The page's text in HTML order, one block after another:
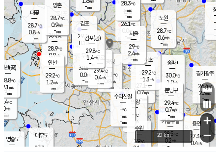
의도
℃
m/s
mm
영흥도
과천
27.1℃
0.7m/s
- mm
용인
27.3℃
0.4m/s
경기광주
26.4℃
2.3m/s
-mm
대부도
27.8
경서동
28.9℃
0.9m/s
-mm
-mm
대곶
28.7℃
0.8m/s
-mm
창
-
-m/
-
의왕
- ℃
m/s
mm
김포
29.3℃
0.1 m/s
mm
광명
31.1
℃
0.8 m/s
-mm
부천
30.5℃
0.0m/s
-mm
양촌
28.7℃
0.9m/s
-mm
구로
29.4℃
0.4m/s
-mm
은평
26.1℃
0.0 m/s
- mm
노원
28.7℃
0.6m/s
-mm
송파*
30.0℃
1.0m/s
-mm
서초
29.2℃
1.3m/s
-mm
기흥구갈
28.5℃
0.2m/s
-
수리산길
-℃
-m/s
-mm
분당구
29.4℃
0.7m/s
-mm
28.3℃
-m/s
-mm
인천(공)
28.8℃
2.1 m/s
-mm
김포(공)
29.8℃
1.4m/s
-mm
수원
29℃
2.1 m/s
인천
29.2℃
1.2m/s
-mm
서울
29℃
2.4m/s
-mm
+
−
20 km